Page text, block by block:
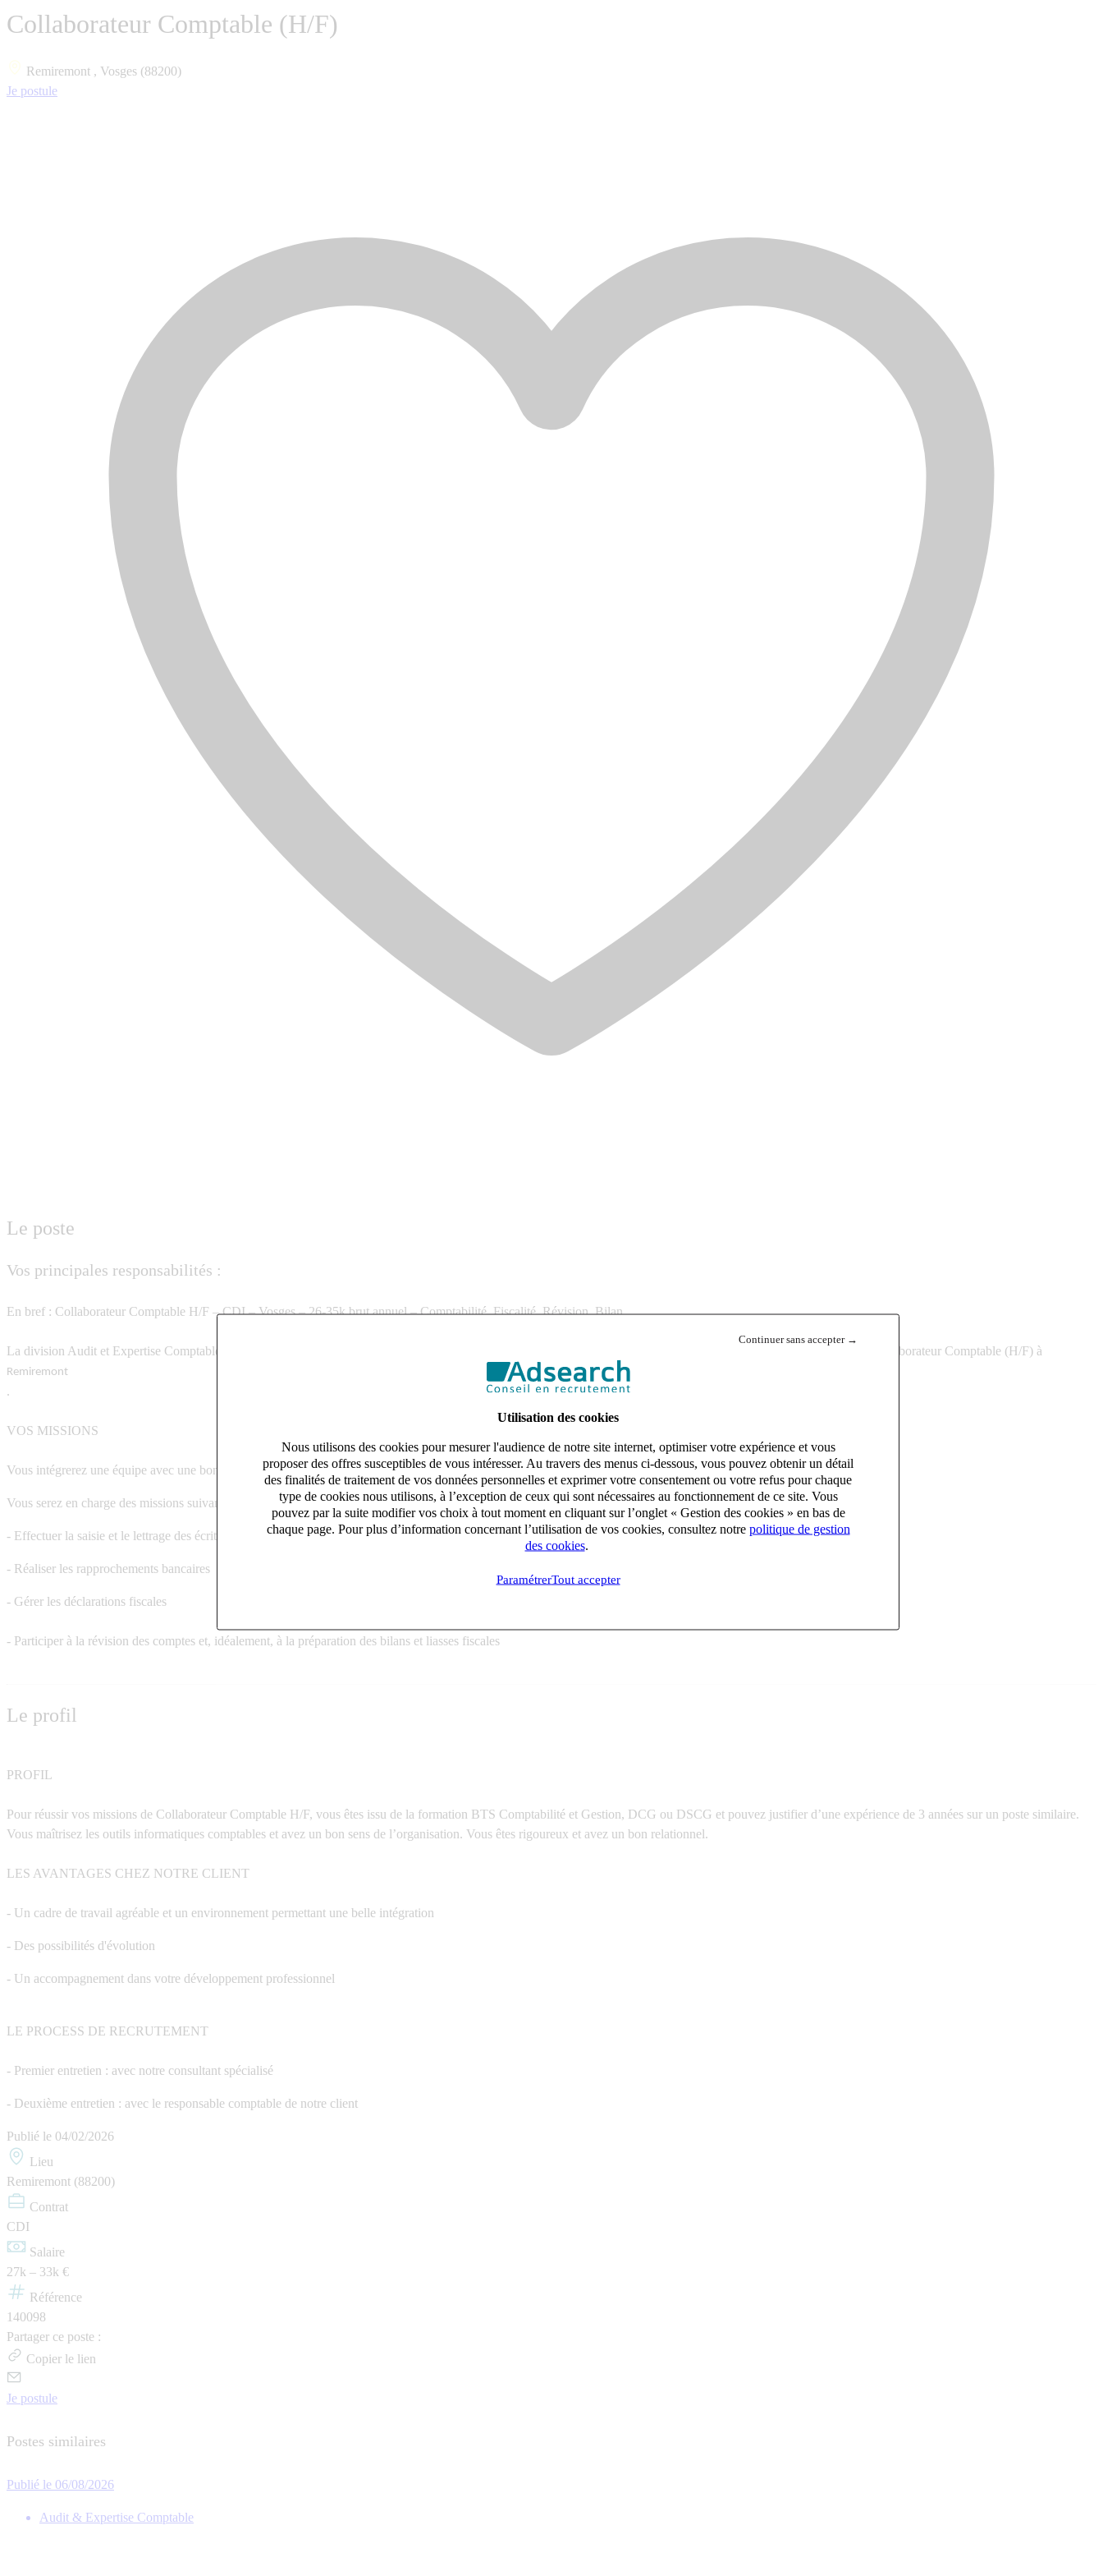
Continuer sans accepter →
Utilisation des cookies
Nous utilisons des cookies pour mesurer l'audience de notre site internet, optimiser votre expérience et vous
proposer des offres susceptibles de vous intéresser. Au travers des menus ci-dessous, vous pouvez obtenir un détail
des finalités de traitement de vos données personnelles et exprimer votre consentement ou votre refus pour chaque
type de cookies nous utilisons, à l’exception de ceux qui sont nécessaires au fonctionnement de ce site. Vous
pouvez par la suite modifier vos choix à tout moment en cliquant sur l’onglet « Gestion des cookies » en bas de
chaque page. Pour plus d’information concernant l’utilisation de vos cookies, consultez notre politique de gestion
des cookies.
ParamétrerTout accepter
Collaborateur Comptable (H/F)
Remiremont , Vosges (88200)
Je postule
Le poste
Vos principales responsabilités :
En bref : Collaborateur Comptable H/F – CDI – Vosges – 26-35k brut annuel – Comptabilité, Fiscalité, Révision, Bilan.
La division Audit et Expertise Comptable de notre bureau Adsearch Strasbourg recherche pour son client, un cabinet comptable ayant une forte présence en France, un Collaborateur Comptable (H/F) à
Remiremont
.
VOS MISSIONS
Vous intégrerez une équipe avec une bonne ambiance. Vous aurez l’occasion de travailler sur des sujets variés et complexes.
Vous serez en charge des missions suivantes :
- Effectuer la saisie et le lettrage des écritures comptables
- Réaliser les rapprochements bancaires
- Gérer les déclarations fiscales
- Participer à la révision des comptes et, idéalement, à la préparation des bilans et liasses fiscales
Le profil
PROFIL
Pour réussir vos missions de Collaborateur Comptable H/F, vous êtes issu de la formation BTS Comptabilité et Gestion, DCG ou DSCG et pouvez justifier d’une expérience de 3 années sur un poste similaire.
Vous maîtrisez les outils informatiques comptables et avez un bon sens de l’organisation. Vous êtes rigoureux et avez un bon relationnel.
LES AVANTAGES CHEZ NOTRE CLIENT
- Un cadre de travail agréable et un environnement permettant une belle intégration
- Des possibilités d'évolution
- Un accompagnement dans votre développement professionnel
LE PROCESS DE RECRUTEMENT
- Premier entretien : avec notre consultant spécialisé
- Deuxième entretien : avec le responsable comptable de notre client
Publié le 04/02/2026
Lieu
Remiremont (88200)
Contrat
CDI
Salaire
27k – 33k €
Référence
140098
Partager ce poste :
Copier le lien
Je postule
Postes similaires
Publié le 06/08/2026
Audit & Expertise Comptable